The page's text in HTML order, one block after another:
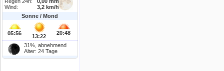
Wind:
3,2 km/h
Sonne / Mond
05:56 13:22
20:48
31%, abnehmend
Alter: 24 Tage